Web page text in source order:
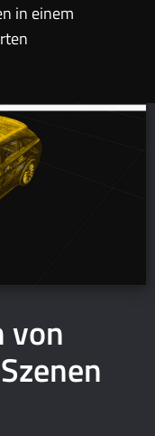
in einem
von